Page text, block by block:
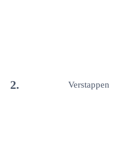
2. Verstappen